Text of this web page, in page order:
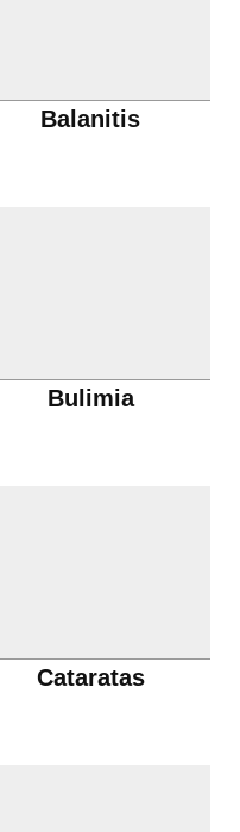
Balanitis
Bulimia
Cataratas